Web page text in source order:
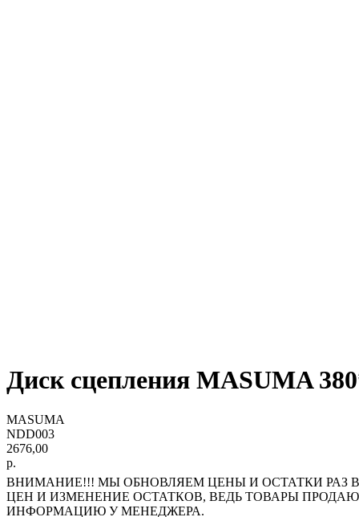
Диск сцепления MASUMA
MASUMA
NDD003
2676,00
р.
ВНИМАНИЕ!!! МЫ ОБНОВЛЯЕМ ЦЕНЫ И ОСТАТКИ РАЗ
ЦЕН И ИЗМЕНЕНИЕ ОСТАТКОВ, ВЕДЬ ТОВАРЫ
ИНФОРМАЦИЮ У МЕНЕДЖЕРА.